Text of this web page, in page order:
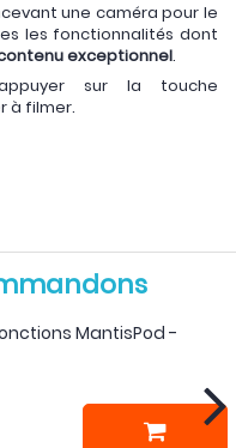
une caméra pour le
les fonctionnalités dont
exceptionnel.
sur la touche
à filmer.
MantisPod -